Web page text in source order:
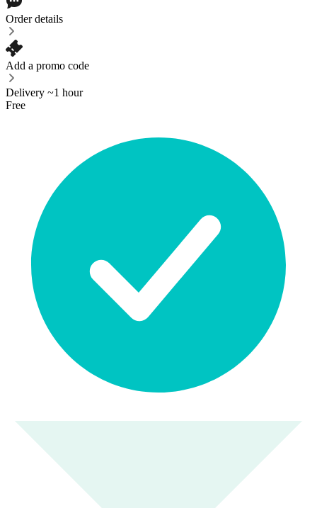
Order details
Add a promo code
Delivery ~1 hour
Free